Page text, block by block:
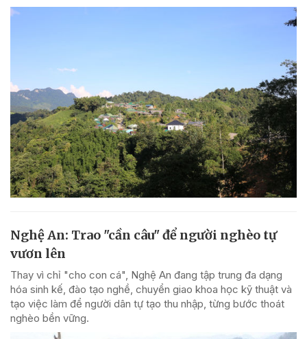
Nghệ An: Trao "cần câu" để người nghèo tự
vươn lên
Thay vì chỉ "cho con cá", Nghệ An đang tập trung đa dạng
hóa sinh kế, đào tạo nghề, chuyển giao khoa học kỹ thuật và
tạo việc làm để người dân tự tạo thu nhập, từng bước thoát
nghèo bền vững.